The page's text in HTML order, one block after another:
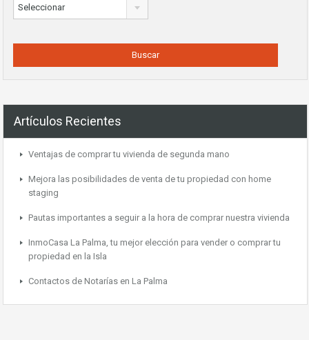
Seleccionar
Artículos Recientes
Ventajas de comprar tu vivienda de segunda mano
Mejora las posibilidades de venta de tu propiedad con home
staging
Pautas importantes a seguir a la hora de comprar nuestra vivienda
InmoCasa La Palma, tu mejor elección para vender o comprar tu
propiedad en la Isla
Contactos de Notarías en La Palma